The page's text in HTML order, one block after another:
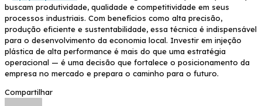
buscam produtividade, qualidade e competitividade em seus
processos industriais. Com benefícios como alta precisão,
produção eficiente e sustentabilidade, essa técnica é indispensável
para o desenvolvimento da economia local. Investir em injeção
plástica de alta performance é mais do que uma estratégia
operacional — é uma decisão que fortalece o posicionamento da
empresa no mercado e prepara o caminho para o futuro.
Compartilhar